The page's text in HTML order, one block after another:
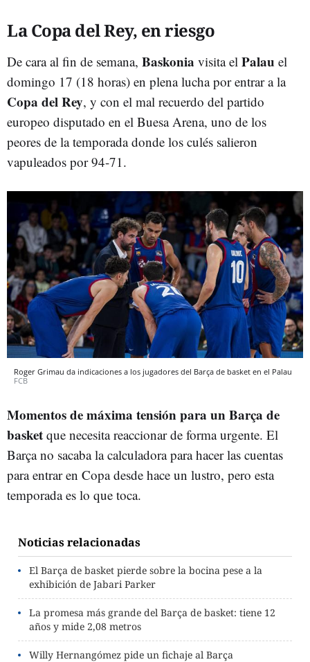
La Copa del Rey, en riesgo
De cara al fin de semana, Baskonia visita el Palau el
domingo 17 (18 horas) en plena lucha por entrar a la
Copa del Rey, y con el mal recuerdo del partido
europeo disputado en el Buesa Arena, uno de los
peores de la temporada donde los culés salieron
vapuleados por 94-71.
Roger Grimau da indicaciones a los jugadores del Barça de basket en el Palau
FCB
Momentos de máxima tensión para un Barça de
basket que necesita reaccionar de forma urgente. El
Barça no sacaba la calculadora para hacer las cuentas
para entrar en Copa desde hace un lustro, pero esta
temporada es lo que toca.
Noticias relacionadas
El Barça de basket pierde sobre la bocina pese a la
exhibición de Jabari Parker
La promesa más grande del Barça de basket: tiene 12
años y mide 2,08 metros
Willy Hernangómez pide un fichaje al Barça